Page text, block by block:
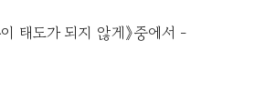
태도가 되지 않게》중에서 -